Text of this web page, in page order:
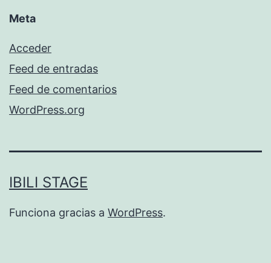
Meta
Acceder
Feed de entradas
Feed de comentarios
WordPress.org
IBILI STAGE
Funciona gracias a WordPress.